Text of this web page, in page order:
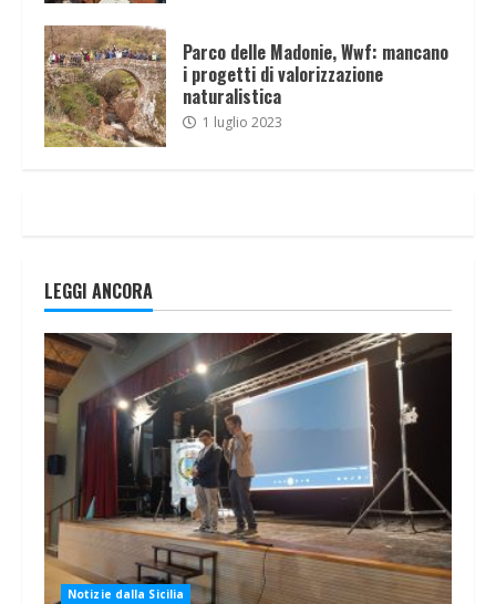
Parco delle Madonie, Wwf: mancano
i progetti di valorizzazione
naturalistica
1 luglio 2023
LEGGI ANCORA
Notizie dalla Sicilia